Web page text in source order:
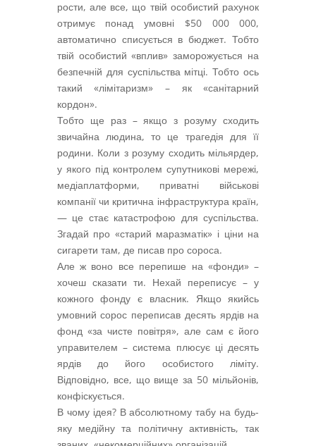
рости, але все, що твій особистий рахунок
отримує понад умовні $50 000 000,
автоматично списується в бюджет. Тобто
твій особистий «вплив» заморожується на
безпечній для суспільства мітці. Тобто ось
такий «лімітаризм» – як «санітарний
кордон».
Тобто ще раз – якщо з розуму сходить
звичайна людина, то це трагедія для її
родини. Коли з розуму сходить мільярдер,
у якого під контролем супутникові мережі,
медіаплатформи, приватні військові
компанії чи критична інфраструктура країн,
— це стає катастрофою для суспільства.
Згадай про «старий маразматік» і ціни на
сигарети там, де писав про сороса.
Але ж воно все перепише на «фонди» –
хочеш сказати ти. Нехай переписує – у
кожного фонду є власник. Якщо якийсь
умовний сорос переписав десять ярдів на
фонд «за чисте повітря», але сам є його
управителем – система плюсує ці десять
ярдів до його особистого ліміту.
Відповідно, все, що вище за 50 мільйонів,
конфіскується.
В чому ідея? В абсолютному табу на будь-
яку медійну та політичну активність, так